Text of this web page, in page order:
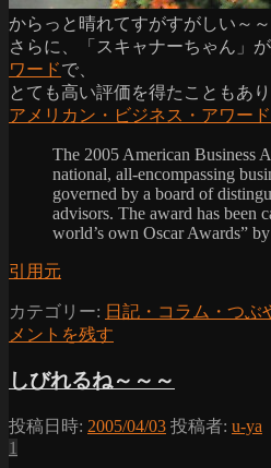
からっと晴れてすがすがしい～～
さらに、「スキャナーちゃん」が
ワードで、
とても高い評価を得たこともあ
アメリカン・ビジネス・アワード
The 2005 American Business
national, all-encompassing
governed by a board of
advisors. The award has been
world’s own Oscar Awards”
引用元
カテゴリー: 日記・コラム・つぶ
メントを残す
しびれるね～～～
投稿日時: 2005/04/03 投稿者: u-ya
1